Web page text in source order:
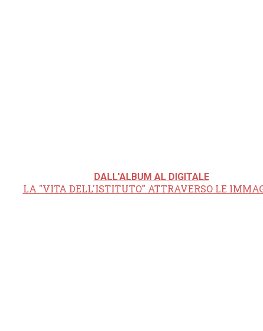
DALL'ALBUM AL DIGITALE
LA "VITA DELL'ISTITUTO" ATTRAVERSO LE